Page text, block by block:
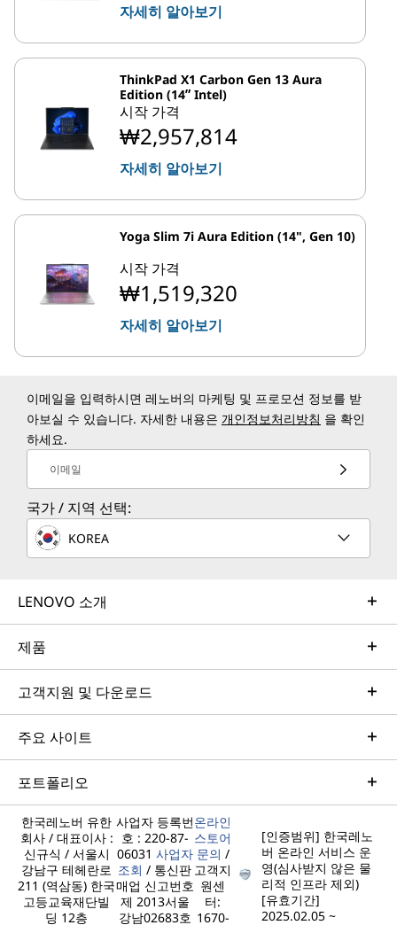
자세히 알아보기
ThinkPad X1 Carbon Gen 13 Aura
Edition (14ʺ Intel)
시작 가격
₩2,957,814
자세히 알아보기
Yoga Slim 7i Aura Edition (14", Gen 10)
시작 가격
₩1,519,320
자세히 알아보기
이메일을 입력하시면 레노버의 마케팅 및 프로모션 정보를 받
아보실 수 있습니다. 자세한 내용은 개인정보처리방침 을 확인
하세요.
이메일
국가 / 지역 선택:
KOREA
LENOVO 소개
제품
고객지원 및 다운로드
주요 사이트
포트폴리오
한국레노버 유한
회사 / 대표이사 :
신규식 / 서울시
강남구 테헤란로
211 (역삼동) 한국
고등교육재단빌
딩 12층
사업자 등록번
호 : 220-87-
06031 사업자
조회 / 통신판
매업 신고번호
제 2013서울
강남02683호
온라인
스토어
문의 /
고객지
원센
터:
1670-
[인증범위] 한국레노
버 온라인 서비스 운
영(심사받지 않은 물
리적 인프라 제외)
[유효기간]
2025.02.05 ~